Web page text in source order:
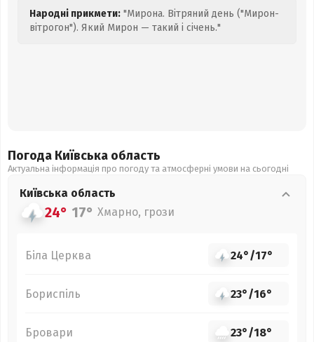
Народні прикмети: "Мирона. Вітряний день ("Мирон-
вітрогон"). Який Мирон — такий і січень."
Погода Київська область
Актуальна інформація про погоду та атмосферні умови на сьогодні
Київська область
24° 17° Хмарно, грози
Біла Церква 24°/17°
Бориспіль 23°/16°
Бровари 23°/18°